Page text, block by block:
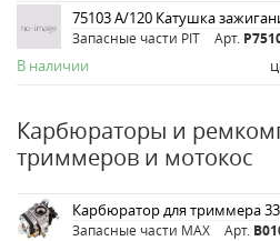
75103 А/120 Катушка
Запасные части PIT Арт.
В наличии
Карбюраторы и
триммеров и мотокос
Карбюратор для триммера
Запасные части MAX Арт.